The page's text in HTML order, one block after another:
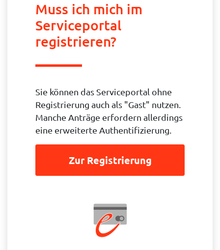
Muss ich mich im
Serviceportal
registrieren?
Sie können das Serviceportal ohne
Registrierung auch als "Gast" nutzen.
Manche Anträge erfordern allerdings
eine erweiterte Authentifizierung.
Zur Registrierung